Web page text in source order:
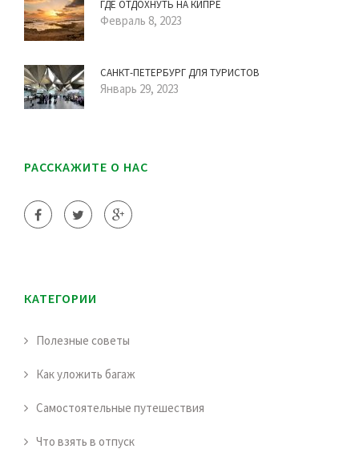
ГДЕ ОТДОХНУТЬ НА КИПРЕ
Февраль 8, 2023
САНКТ-ПЕТЕРБУРГ ДЛЯ ТУРИСТОВ
Январь 29, 2023
РАССКАЖИТЕ О НАС
КАТЕГОРИИ
Полезные советы
Как уложить багаж
Самостоятельные путешествия
Что взять в отпуск